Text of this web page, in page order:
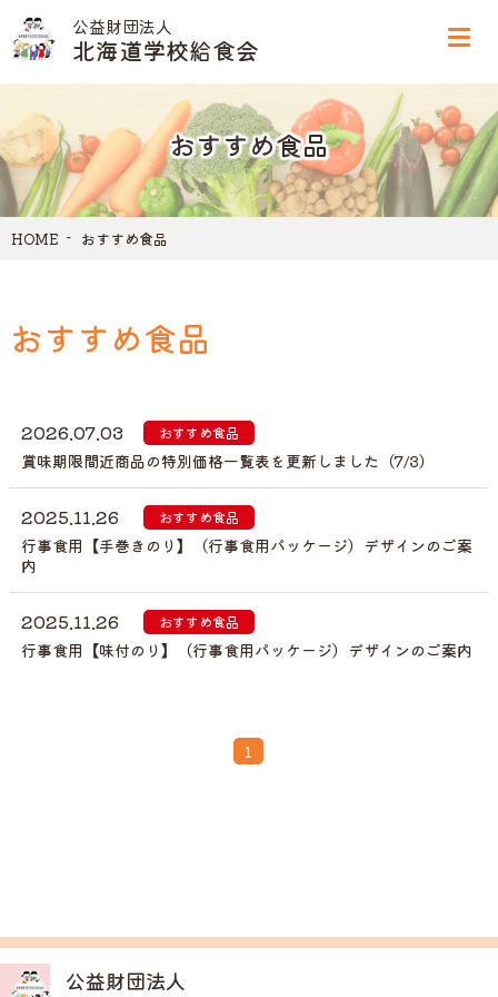
公益財団法人
北海道学校給食会
おすすめ食品
HOME おすすめ食品
おすすめ食品
2026.07.03 おすすめ食品
賞味期限間近商品の特別価格一覧表を更新しました（7/3）
2025.11.26 おすすめ食品
行事食用【手巻きのり】（行事食用パッケージ）デザインのご案
内
2025.11.26 おすすめ食品
行事食用【味付のり】（行事食用パッケージ）デザインのご案内
1
公益財団法人